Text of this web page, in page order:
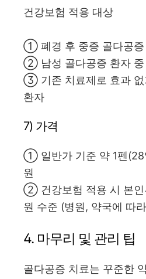
건강보험 적용 대상
① 폐경 후 중증 골다공증
② 남성 골다공증 환자 중
③ 기존 치료제로 효과 없
환자
7) 가격
① 일반가 기준 약 1펜
원
② 건강보험 적용 시 본인
원 수준 (병원, 약국에 따
4. 마무리 및 관리 팁
골다공증 치료는 꾸준한